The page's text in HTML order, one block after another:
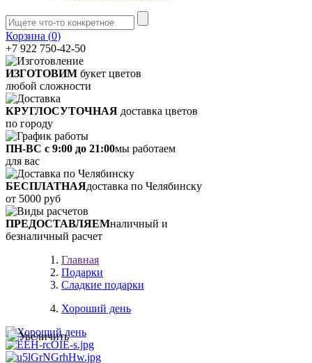
Корзина (0)
+7 922 750-42-50
ИЗГОТОВИМ букет цветов
любой сложности
КРУГЛОСУТОЧНАЯ доставка цветов
по городу
ПН-ВС с 9:00 до 21:00мы работаем
для вас
БЕСПЛАТНАЯдоставка по Челябинску
от 5000 руб
ПРЕДОСТАВЛЯЕМналичный и
безналичный расчет
Главная
Подарки
Сладкие подарки
Хороший день